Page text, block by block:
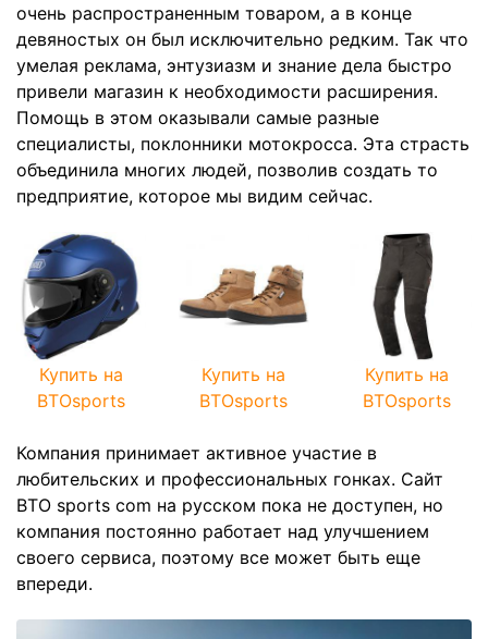
очень распространенным товаром, а в конце
девяностых он был исключительно редким. Так что
умелая реклама, энтузиазм и знание дела быстро
привели магазин к необходимости расширения.
Помощь в этом оказывали самые разные
специалисты, поклонники мотокросса. Эта страсть
объединила многих людей, позволив создать то
предприятие, которое мы видим сейчас.
Купить на
BTOsports
Купить на
BTOsports
Купить на
BTOsports
Компания принимает активное участие в
любительских и профессиональных гонках. Сайт
BTO sports com на русском пока не доступен, но
компания постоянно работает над улучшением
своего сервиса, поэтому все может быть еще
впереди.